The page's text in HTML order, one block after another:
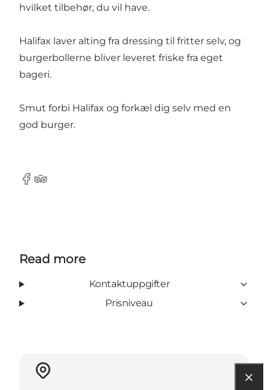
hvilket tilbehør, du vil have.
Halifax laver alting fra dressing til fritter selv, og
burgerbollerne bliver leveret friske fra eget
bageri.
Smut forbi Halifax og forkæl dig selv med en
god burger.
Facebook
Tripadvisor
Read more
Kontaktuppgifter
Prisniveau